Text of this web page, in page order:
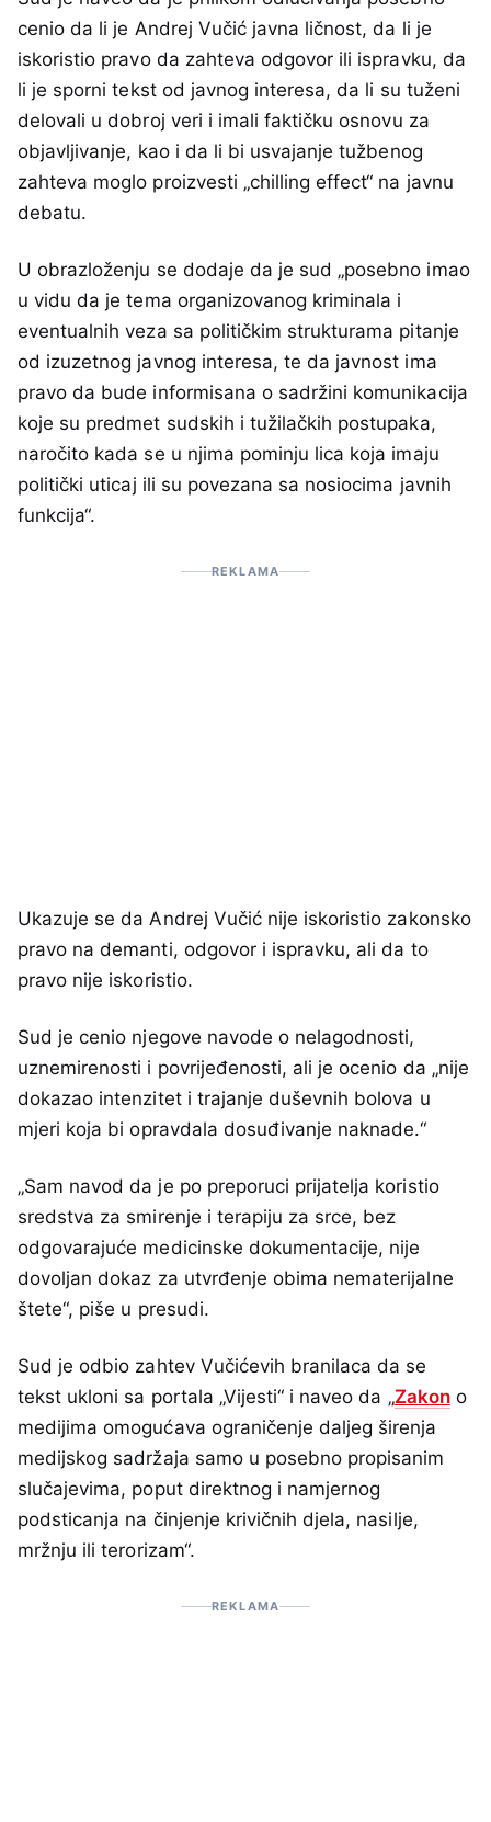
cenio da li je Andrej Vučić javna ličnost, da li je
iskoristio pravo da zahteva odgovor ili ispravku, da
li je sporni tekst od javnog interesa, da li su tuženi
delovali u dobroj veri i imali faktičku osnovu za
objavljivanje, kao i da li bi usvajanje tužbenog
zahteva moglo proizvesti „chilling effect“ na javnu
debatu.
U obrazloženju se dodaje da je sud „posebno imao
u vidu da je tema organizovanog kriminala i
eventualnih veza sa političkim strukturama pitanje
od izuzetnog javnog interesa, te da javnost ima
pravo da bude informisana o sadržini komunikacija
koje su predmet sudskih i tužilačkih postupaka,
naročito kada se u njima pominju lica koja imaju
politički uticaj ili su povezana sa nosiocima javnih
funkcija“.
REKLAMA
Ukazuje se da Andrej Vučić nije iskoristio zakonsko
pravo na demanti, odgovor i ispravku, ali da to
pravo nije iskoristio.
Sud je cenio njegove navode o nelagodnosti,
uznemirenosti i povrijeđenosti, ali je ocenio da „nije
dokazao intenzitet i trajanje duševnih bolova u
mjeri koja bi opravdala dosuđivanje naknade.“
„Sam navod da je po preporuci prijatelja koristio
sredstva za smirenje i terapiju za srce, bez
odgovarajuće medicinske dokumentacije, nije
dovoljan dokaz za utvrđenje obima nematerijalne
štete“, piše u presudi.
Sud je odbio zahtev Vučićevih branilaca da se
tekst ukloni sa portala „Vijesti“ i naveo da „Zakono
medijima omogućava ograničenje daljeg širenja
medijskog sadržaja samo u posebno propisanim
slučajevima, poput direktnog i namjernog
podsticanja na činjenje krivičnih djela, nasilje,
mržnju ili terorizam“.
REKLAMA